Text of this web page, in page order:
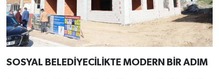
SOSYAL BELEDİYECİLİKTE MODERN BİR ADIM